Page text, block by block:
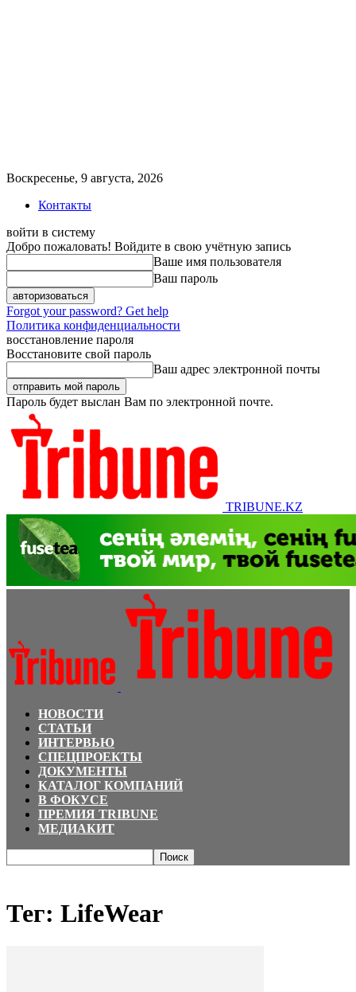
Воскресенье, 9 августа, 2026
Контакты
войти в систему
Добро пожаловать! Войдите в свою учётную запись
Ваше имя пользователя
Ваш пароль
Forgot your password? Get help
Политика конфиденциальности
восстановление пароля
Восстановите свой пароль
Ваш адрес электронной почты
Пароль будет выслан Вам по электронной почте.
TRIBUNE.KZ
НОВОСТИ
СТАТЬИ
ИНТЕРВЬЮ
СПЕЦПРОЕКТЫ
ДОКУМЕНТЫ
КАТАЛОГ КОМПАНИЙ
В ФОКУСЕ
ПРЕМИЯ TRIBUNE
МЕДИАКИТ
Тег: LifeWear